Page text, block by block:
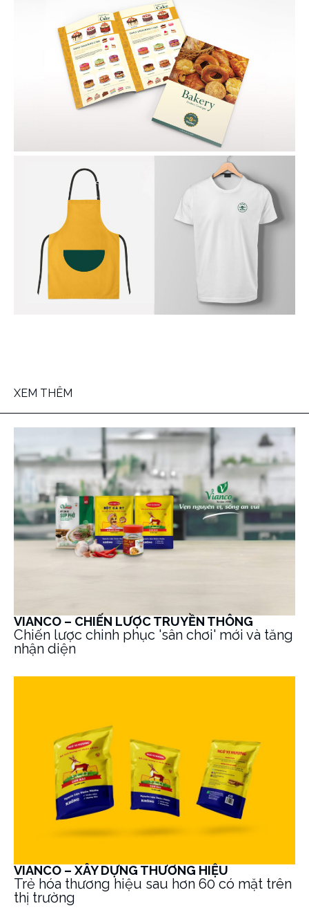
XEM THÊM
VIANCO – CHIẾN LƯỢC TRUYỀN THÔNG
Chiến lược chinh phục 'sân chơi' mới và tăng
nhận diện
VIANCO – XÂY DỰNG THƯƠNG HIỆU
Trẻ hóa thương hiệu sau hơn 60 có mặt trên
thị trường